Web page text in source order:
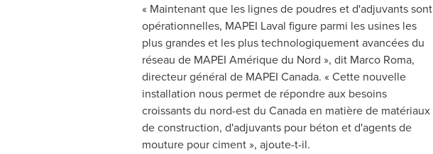
« Maintenant que les lignes de poudres et d'adjuvants sont
opérationnelles, MAPEI Laval figure parmi les usines les
plus grandes et les plus technologiquement avancées du
réseau de MAPEI Amérique du Nord », dit Marco Roma,
directeur général de MAPEI Canada. « Cette nouvelle
installation nous permet de répondre aux besoins
croissants du nord-est du Canadaen matière de matériaux
de construction, d'adjuvants pour béton et d'agents de
mouture pour ciment », ajoute-t-il.